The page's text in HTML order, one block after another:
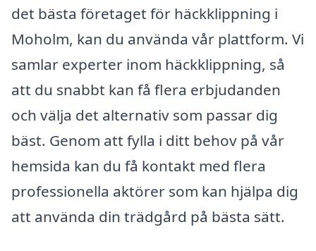
det bästa företaget för häckklippning i
Moholm, kan du använda vår plattform. Vi
samlar experter inom häckklippning, så
att du snabbt kan få flera erbjudanden
och välja det alternativ som passar dig
bäst. Genom att fylla i ditt behov på vår
hemsida kan du få kontakt med flera
professionella aktörer som kan hjälpa dig
att använda din trädgård på bästa sätt.